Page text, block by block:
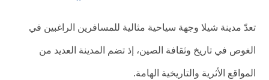
تعدّ مدينة شيلا وجهة سياحية مثالية للمسافرين الراغبين في
الغوص في تاريخ وثقافة الصين، إذ تضم المدينة العديد من
المواقع الأثرية والتاريخية الهامة.